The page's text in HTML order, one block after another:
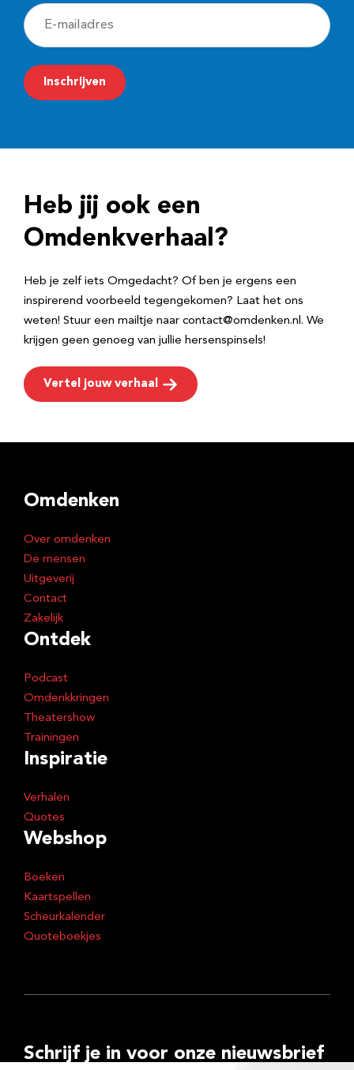
E
-
m
a
r
e
Inschrijven
Heb jij ook een
Omdenkverhaal?
Heb je zelf iets Omgedacht? Of ben je ergens een
inspirerend voorbeeld tegengekomen? Laat het ons
weten! Stuur een mailtje naar contact@omdenken.nl. We
krijgen geen genoeg van jullie hersenspinsels!
Vertel jouw verhaal
Omdenken
Over omdenken
De mensen
Uitgeverij
Contact
Zakelijk
Ontdek
Podcast
Omdenkkringen
Theatershow
Trainingen
Inspiratie
Verhalen
Quotes
Webshop
Boeken
Kaartspellen
Scheurkalender
Quoteboekjes
Schrijf je in voor onze nieuwsbrief